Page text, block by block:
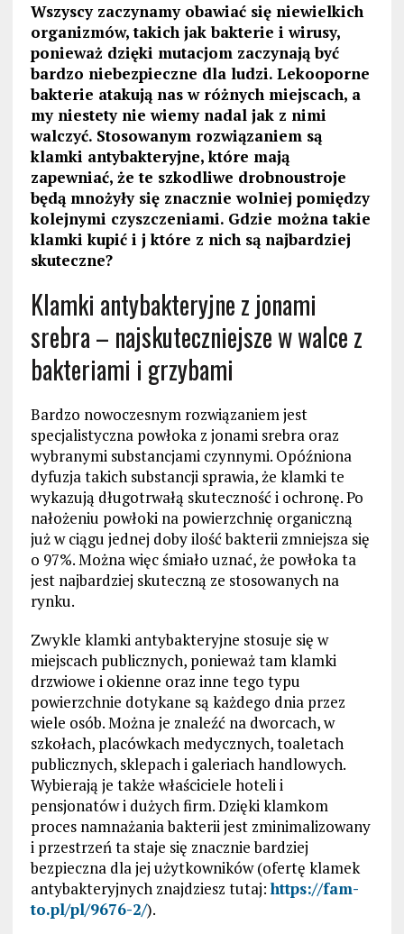
Wszyscy zaczynamy obawiać się niewielkich
organizmów, takich jak bakterie i wirusy,
ponieważ dzięki mutacjom zaczynają być
bardzo niebezpieczne dla ludzi. Lekooporne
bakterie atakują nas w różnych miejscach, a
my niestety nie wiemy nadal jak z nimi
walczyć. Stosowanym rozwiązaniem są
klamki antybakteryjne, które mają
zapewniać, że te szkodliwe drobnoustroje
będą mnożyły się znacznie wolniej pomiędzy
kolejnymi czyszczeniami. Gdzie można takie
klamki kupić i j które z nich są najbardziej
skuteczne?
Klamki antybakteryjne z jonami
srebra – najskuteczniejsze w walce z
bakteriami i grzybami
Bardzo nowoczesnym rozwiązaniem jest
specjalistyczna powłoka z jonami srebra oraz
wybranymi substancjami czynnymi. Opóźniona
dyfuzja takich substancji sprawia, że klamki te
wykazują długotrwałą skuteczność i ochronę. Po
nałożeniu powłoki na powierzchnię organiczną
już w ciągu jednej doby ilość bakterii zmniejsza się
o 97%. Można więc śmiało uznać, że powłoka ta
jest najbardziej skuteczną ze stosowanych na
rynku.
Zwykle klamki antybakteryjne stosuje się w
miejscach publicznych, ponieważ tam klamki
drzwiowe i okienne oraz inne tego typu
powierzchnie dotykane są każdego dnia przez
wiele osób. Można je znaleźć na dworcach, w
szkołach, placówkach medycznych, toaletach
publicznych, sklepach i galeriach handlowych.
Wybierają je także właściciele hoteli i
pensjonatów i dużych firm. Dzięki klamkom
proces namnażania bakterii jest zminimalizowany
i przestrzeń ta staje się znacznie bardziej
bezpieczna dla jej użytkowników (ofertę klamek
antybakteryjnych znajdziesz tutaj:https://fam-
to.pl/pl/9676-2/).